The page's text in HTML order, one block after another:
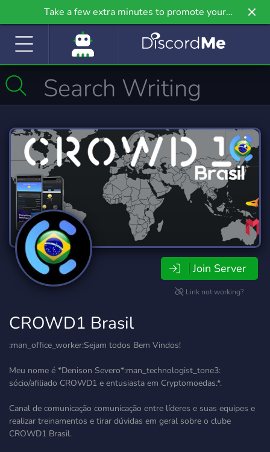
Take a few extra minutes to promote your
community even further on Griv.io, our newest
Join Server
Link not working?
CROWD1 Brasil
:man_office_worker:Sejam todos Bem Vindos!
Meu nome é *Denison Severo*:man_technologist_tone3:
sócio/afiliado CROWD1 e entusiasta em Cryptomoedas.*.
Canal de comunicação comunicação entre líderes e suas equipes e
realizar treinamentos e tirar dúvidas em geral sobre o clube
CROWD1 Brasil.